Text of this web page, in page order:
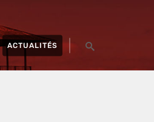
ACTUALITÉS